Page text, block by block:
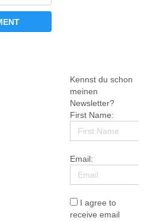
Kennst du schon
meinen
Newsletter?
First Name:
Email:
I agree to
receive email